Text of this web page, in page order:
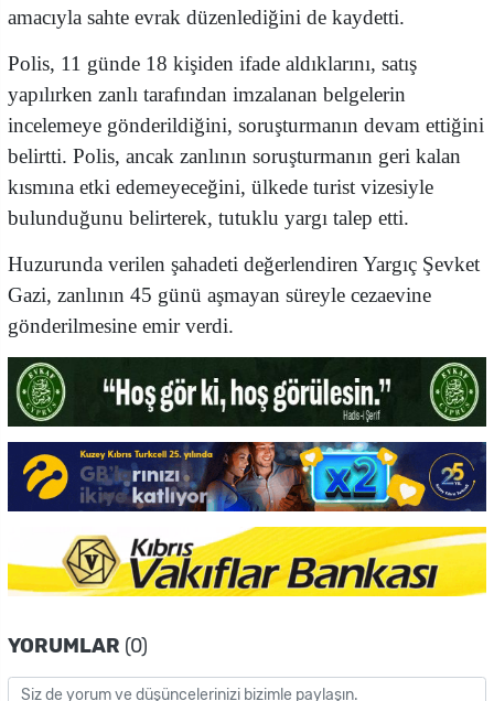
amacıyla sahte evrak düzenlediğini de kaydetti.
Polis, 11 günde 18 kişiden ifade aldıklarını, satış
yapılırken zanlı tarafından imzalanan belgelerin
incelemeye gönderildiğini, soruşturmanın devam ettiğini
belirtti. Polis, ancak zanlının soruşturmanın geri kalan
kısmına etki edemeyeceğini, ülkede turist vizesiyle
bulunduğunu belirterek, tutuklu yargı talep etti.
Huzurunda verilen şahadeti değerlendiren Yargıç Şevket
Gazi, zanlının 45 günü aşmayan süreyle cezaevine
gönderilmesine emir verdi.
YORUMLAR (0)